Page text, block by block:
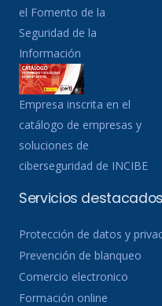
el Fomento de la
Seguridad de la
Información
Empresa inscrita en el
catálogo de empresas y
soluciones de
ciberseguridad de INCIBE
Servicios destacados
Protección de datos y
Prevención de blanqueo
Comercio electronico
Formación online